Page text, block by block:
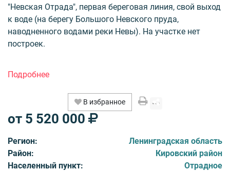
"Невская Отрада", первая береговая линия, свой выход
к воде (на берегу Большого Невского пруда,
наводненного водами реки Невы). На участке нет
построек.
в 7 км от границы СПб. Вблизи города Отрадное (2 км)
и Павлово-на-Неве, что позволит жителям поселка
пользоваться благами их инфраструктуры (школы, д/
сады, магазины, поликлиника, развлечения).
Лесной массив на границе поселка. К прекрасной
природной составляющей добавляется и то, что
участок обеспечен основными инженерными сетями —
В избранное
от 5 520 000
Регион:
Ленинградская область
Район:
Кировский район
Населенный пункт:
Отрадное